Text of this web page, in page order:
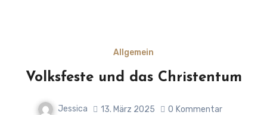
Allgemein
Volksfeste und das Christentum
Jessica 13. März 2025 0 Kommentar